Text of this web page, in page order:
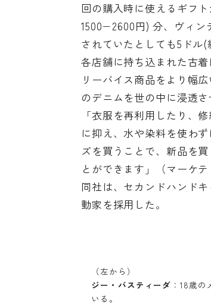
回の購入時に使えるギフ
1500−2600円) 分、ヴィ
されていたとしても5ドル(
各店舗に持ち込まれた古
リーバイス商品をより幅
のデニムを世の中に浸透
「衣服を再利用したり、
に抑え、水や染料を使わ
ズを買うことで、新品を
とができます」（マーケ
同社は、セカンドハンド
動家を採用した。
（左から）
ジー・バスティーダ ：18歳
いる。